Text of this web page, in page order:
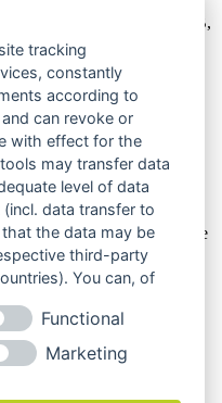
an Unternehmer,
§14 BGB,
Personen oder rechtsfähige
eines
gewerblichen oder
handeln. Wir schließen
§ 13 BGB.
Beispiele, die in der
von der
können. Maßgeblich sind die
im unverbindlichen
das ausgewählte Produkt
tracking
constantly
according to
can revoke or
with effect for the
may transfer data
level of data
data transfer to
the data may be
third-party
You can, of
Functional
Marketing